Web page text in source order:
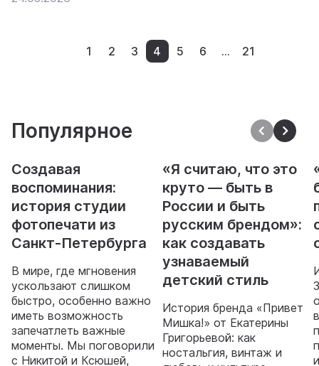
1 2 3 4 5 6 ... 21
Популярное
Создавая
воспоминания:
история студии
фотопечати из
Санкт-Петербурга
В мире, где мгновения
ускользают слишком
быстро, особенно важно
иметь возможность
запечатлеть важные
моменты. Мы поговорили
с Никитой и Ксюшей,
«Я считаю, что это
круто — быть в
России и быть
русским брендом»:
как создавать
узнаваемый
детский стиль
История бренда «Привет
Мишка!» от Екатерины
Григорьевой: как
ностальгия, винтаж и